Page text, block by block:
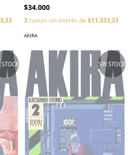
$34.000
3cuotas sin interés de $11.333,33
AKIRA
STOCK SIN STOCK